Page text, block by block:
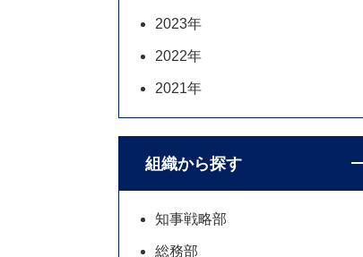
2023年
2022年
2021年
組織から探す
知事戦略部
総務部